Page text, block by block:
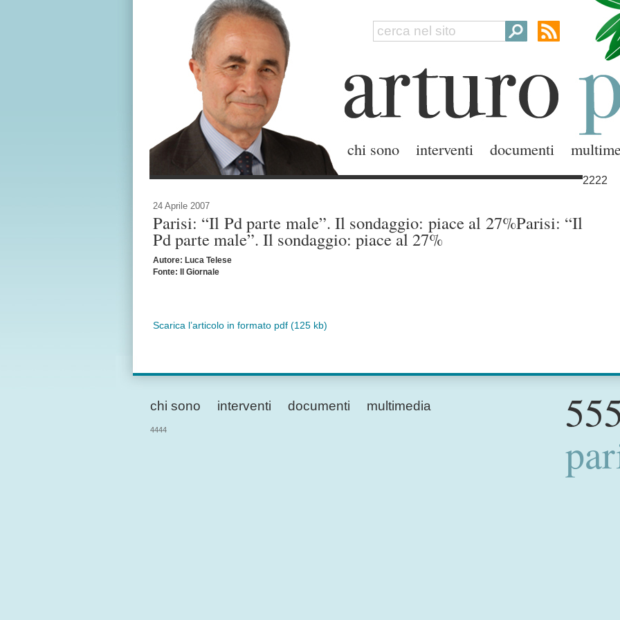
chi sono interventi documenti
2222
24 Aprile 2007
Parisi: “Il Pd parte male”. Il sondaggio: piace al 27%Parisi: “Il
Pd parte male”. Il sondaggio: piace al 27%
Autore: Luca Telese
Fonte: Il Giornale
Scarica l’articolo in formato pdf (125 kb)
chi sono interventi documenti multimedia
4444